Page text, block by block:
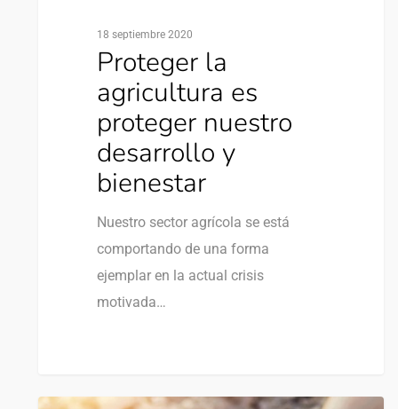
18 septiembre 2020
Proteger la
agricultura es
proteger nuestro
desarrollo y
bienestar
Nuestro sector agrícola se está
comportando de una forma
ejemplar en la actual crisis
motivada…